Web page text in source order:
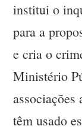
institui o
para a
e cria o
Ministério
associações
têm usado